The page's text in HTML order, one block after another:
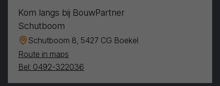
Kom langs bij BouwPartner
Schutboom
Schutboom 8, 5427 CG Boekel
Route in maps
Bel: 0492-322036